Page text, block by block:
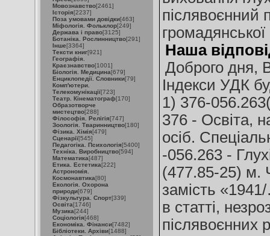
Мовознавство[2461]
Історія[2237]
Поза умовами довідки[463]
Міфологія. Фольклор[249]
Держава і право[3125]
Ботаніка. Рослинництво[291]
Інше[3364]
Тексти книг[921]
Географія.
Краєзнавство[1001]
Біологія. Медицина[679]
Енциклопедії. Словники[79]
Комп'ютери.
Телекомунікації[723]
Театр. Кінематограф[170]
Образотворче
мистецтво[288]
Філософія. Релігія[747]
Зоологія. Тваринництво[180]
Фізика. Хімія[479]
Сценарії[545]
Педагогіка. Психологія[5400]
Техніка. Виробництво[594]
Математика[487]
Етика. Естетика[222]
Астрономія.
Космонавтика[80]
Екологія. Охорона
природи[679]
Фізкультура. Спорт[339]
Освіта[1746]
Музика[244]
Соціологія[468]
Економіка. Фінанси[7482]
Бібліотеки. Архіви[1488]
післявоєнний
Наша
Доброго дня,
Індекси УДК
1) 376-
376 - Освіта,
осіб.
-056.263 -
(477.85-25) м.
замість
в статті,
післявоєнних